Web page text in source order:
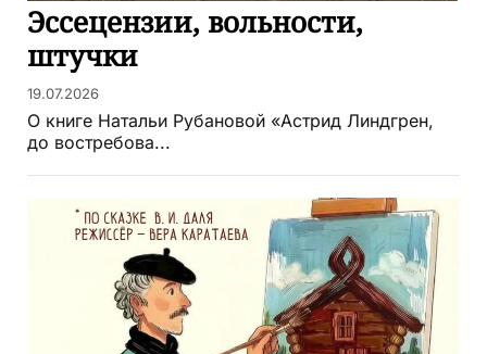
Эссецензии, вольности,
штучки
19.07.2026
О книге Натальи Рубановой «Астрид Линдгрен,
до востребова...